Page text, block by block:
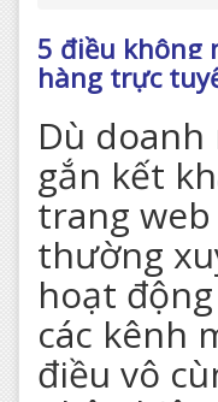
5 điều không
hàng trực
Dù
gắn kết
trang
thường
hoạt
các kênh
điều vô